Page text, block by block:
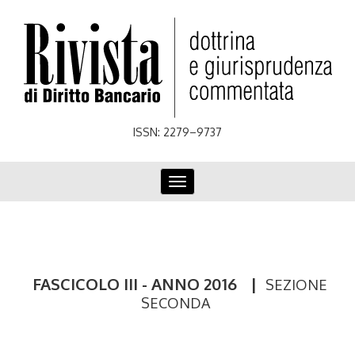
ISSN: 2279–9737
Toggle
navigation
FASCICOLO III - ANNO 2016 |
SEZIONE
SECONDA